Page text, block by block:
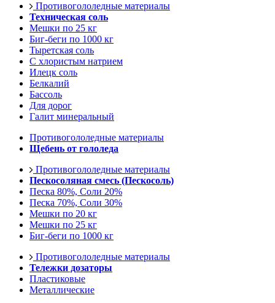
Противогололедные материалы
Техническая соль
Мешки по 25 кг
Биг-беги по 1000 кг
Тыретская соль
С хлористым натрием
Илецк соль
Белкалий
Бассоль
Для дорог
Галит минеральный
Противогололедные материалы
Щебень от гололеда
Противогололедные материалы
Пескосоляная смесь (Пескосоль)
Песка 80%, Соли 20%
Песка 70%, Соли 30%
Мешки по 20 кг
Мешки по 25 кг
Биг-беги по 1000 кг
Противогололедные материалы
Тележки дозаторы
Пластиковые
Металлические